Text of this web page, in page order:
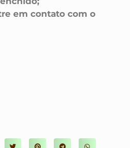
em contato com o